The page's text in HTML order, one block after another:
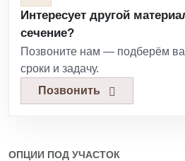
Интересует другой
сечение?
Позвоните нам — подберём
сроки и задачу.
Позвонить
ОПЦИИ ПОД УЧАСТОК